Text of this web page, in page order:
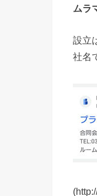
ムラ
設立
社名